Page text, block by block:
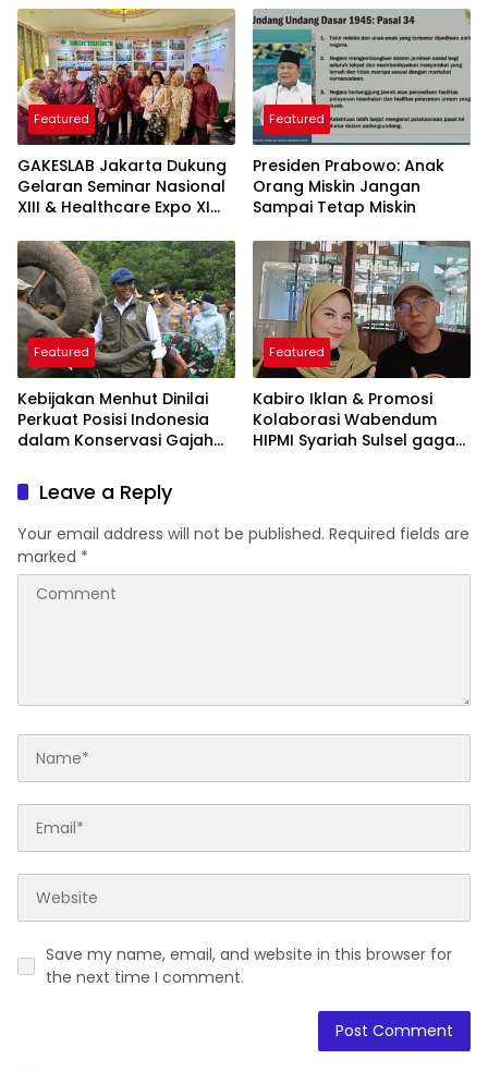
yang Perlu Diketahui
Featured
GAKESLAB Jakarta Dukung
Gelaran Seminar Nasional
XIII & Healthcare Expo XI
Featured
Presiden Prabowo: Anak
Orang Miskin Jangan
Sampai Tetap Miskin
Featured
Kebijakan Menhut Dinilai
Perkuat Posisi Indonesia
dalam Konservasi Gajah
Featured
Kabiro Iklan & Promosi
Kolaborasi Wabendum
HIPMI Syariah Sulsel gagas
Leave a Reply
Your email address will not be published. Required fields are
marked *
Save my name, email, and website in this browser for
the next time I comment.